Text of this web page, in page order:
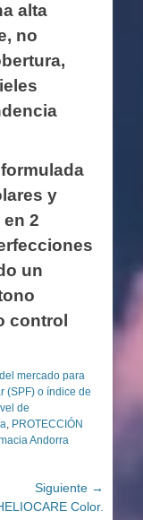
alta
no
y
2
un
control
mercado para
(SPF) o índice de
de
, PROTECCIÓN
Andorra
Siguiente →
Color.